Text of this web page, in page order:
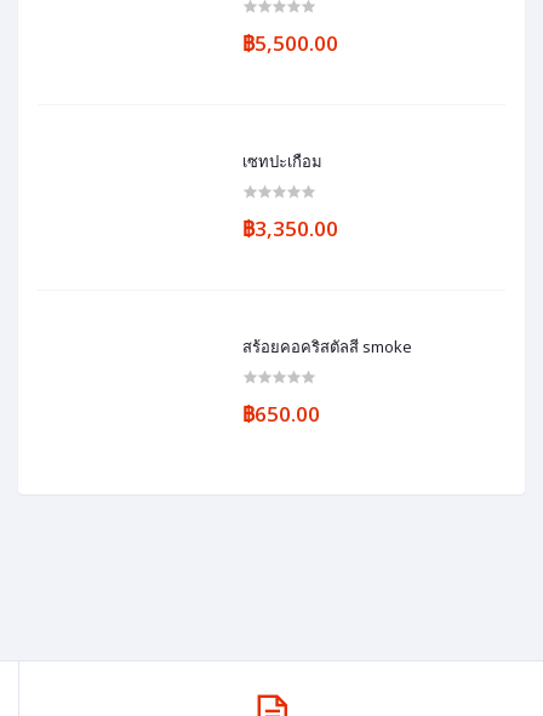
฿5,500.00
เซทปะเกือม
฿3,350.00
สร้อยคอคริสตัลสี smoke
฿650.00